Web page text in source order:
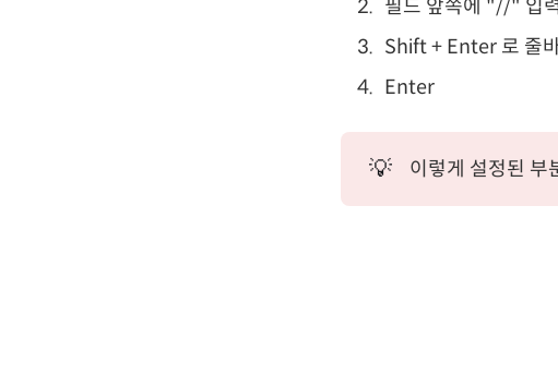
필드 앞쪽에 "//" 입
Shift + Enter 로 줄
Enter
💡 이렇게 설정된 부